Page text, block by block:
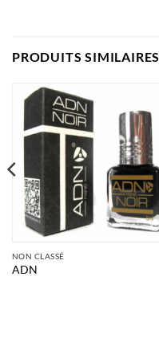
PRODUITS SIMILAIRES
NON CLASSÉ
ADN